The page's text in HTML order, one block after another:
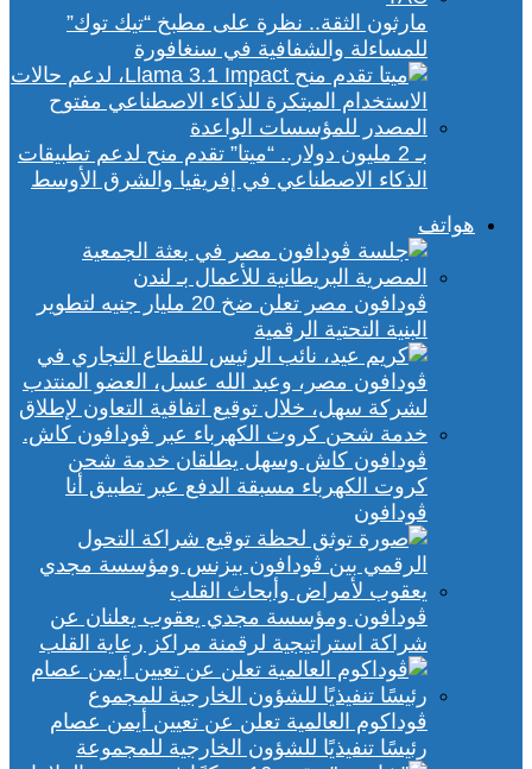
مارثون الثقة.. نظرة على مطبخ “تيك توك”
للمساءلة والشفافية في سنغافورة
بـ 2 مليون دولار.. “ميتا” تقدم منح لدعم تطبيقات
الذكاء الاصطناعي في إفريقيا والشرق الأوسط
هواتف
ڤودافون مصر تعلن ضخ 20 مليار جنيه لتطوير
البنية التحتية الرقمية
ڤودافون كاش وسهل يطلقان خدمة شحن
كروت الكهرباء مسبقة الدفع عبر تطبيق أنا
ڤودافون
ڤودافون ومؤسسة مجدي يعقوب يعلنان عن
شراكة استراتيجية لرقمنة مراكز رعاية القلب
ڤوداكوم العالمية تعلن عن تعيين أيمن عصام
رئيسًا تنفيذيًا للشؤون الخارجية للمجموعة